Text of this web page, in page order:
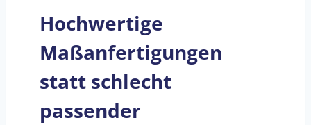
Hochwertige
Maßanfertigungen
statt schlecht
passender